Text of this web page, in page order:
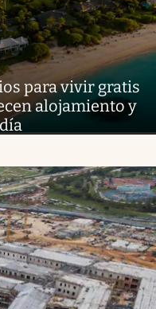
para vivir gratis
alojamiento y